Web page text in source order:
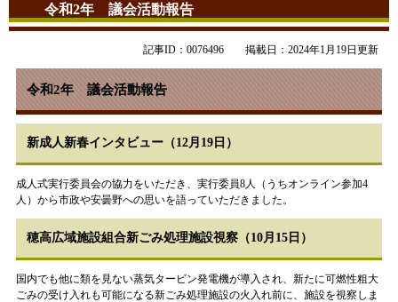
令和2年 議会活動報告
記事ID：0076496 掲載日：2024年1月19日更新
令和2年 議会活動報告
新成人新春インタビュー（12月19日）
成人式実行委員会の協力をいただき、実行委員8人（うちオンライン参加4
人）から市政や安曇野への思いを語っていただきました。
穂高広域施設組合新ごみ処理施設視察（10月15日）
国内でも他に類を見ない蒸気タービン発電機が導入され、新たに可燃性粗大
ごみの受け入れも可能になる新ごみ処理施設の火入れ前に、施設を視察しま